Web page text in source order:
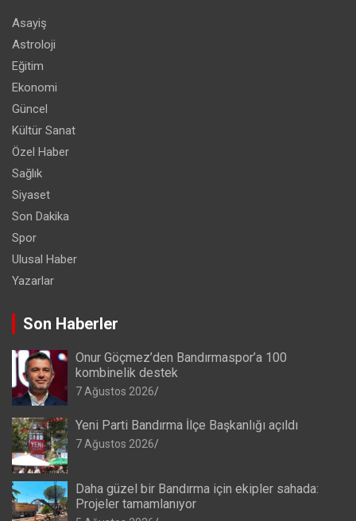
Asayiş
Astroloji
Eğitim
Ekonomi
Güncel
Kültür Sanat
Özel Haber
Sağlık
Siyaset
Son Dakika
Spor
Ulusal Haber
Yazarlar
Son Haberler
Onur Göçmez’den Bandırmaspor’a 100
kombinelik destek
7 Ağustos 2026
Yeni Parti Bandırma İlçe Başkanlığı açıldı
7 Ağustos 2026
Daha güzel bir Bandırma için ekipler sahada:
Projeler tamamlanıyor